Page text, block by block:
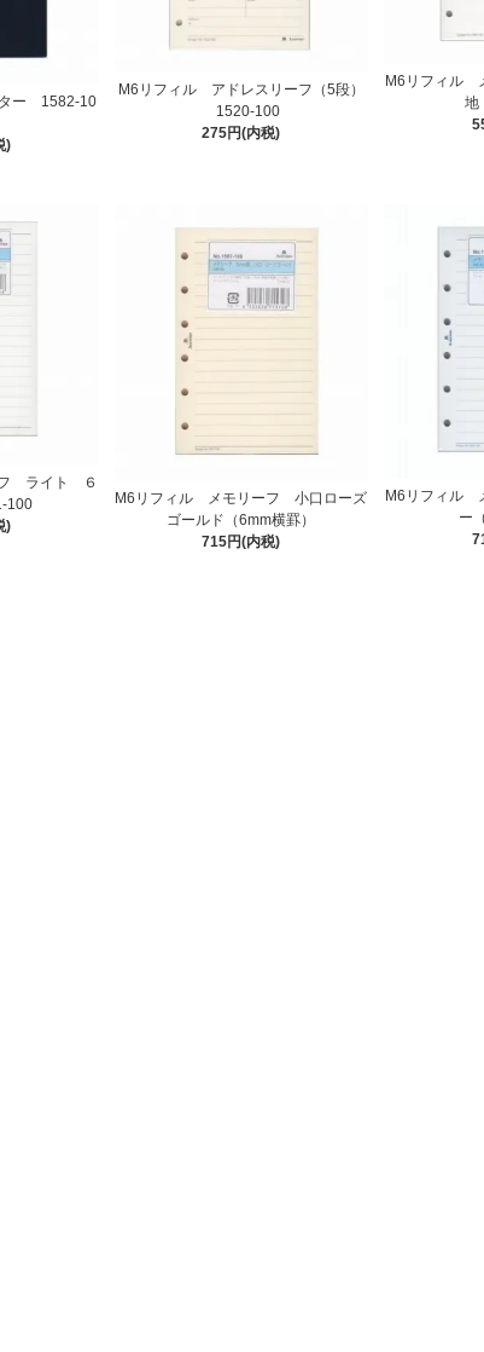
ー 1582-10
)
M6リフィル アドレスリーフ（5段）
1520-100
275円(内税)
M6リフィル
ライト ６
100
)
M6リフィル メモリーフ 小口ローズ
ゴールド（6mm横罫）
715円(内税)
M6リフィル
ー